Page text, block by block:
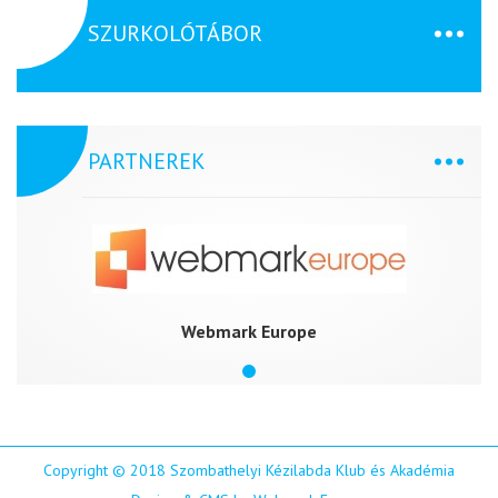
SZURKOLÓTÁBOR
PARTNEREK
Webmark Europe
Copyright © 2018 Szombathelyi Kézilabda Klub és Akadémia